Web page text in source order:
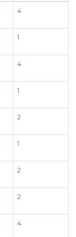
4
1
4
1
2
1
2
2
4